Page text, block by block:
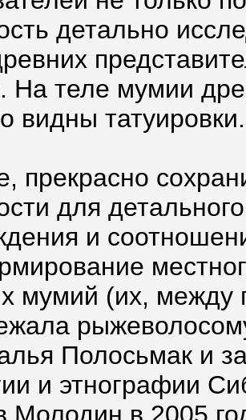
детально
На теле мумии
видны татуировки.
прекрасно
для
и
мумий (их,
Полосьмак и
и этнографии
Молодин в 2005